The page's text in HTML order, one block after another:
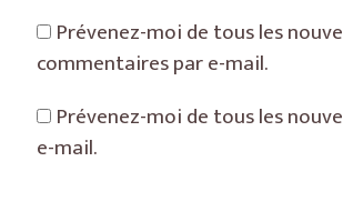
Prévenez-moi de tous les
commentaires par e-mail.
Prévenez-moi de tous les
e-mail.